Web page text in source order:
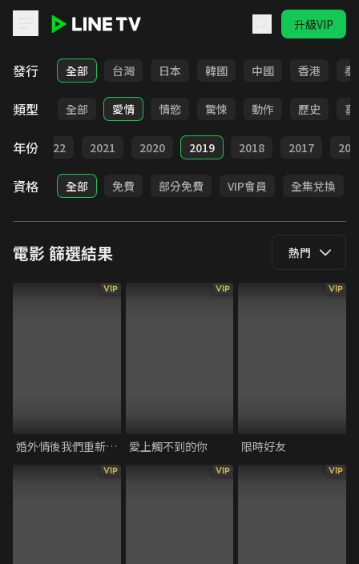
升級VIP
LINE TV - 電影
發行 全部 台灣 日本 韓國 中國 香港 泰
類型 全部 愛情 情慾 驚悚 動作 歷史 喜
年份 2022 2021 2020 2019 2018 2017
資格 全部 免費 部分免費 VIP會員 全集兌換
電影篩選結果 熱門
VIP
婚外情後我們重新戀愛了
VIP
愛上觸不到的你
VIP
限時好友
VIP VIP VIP